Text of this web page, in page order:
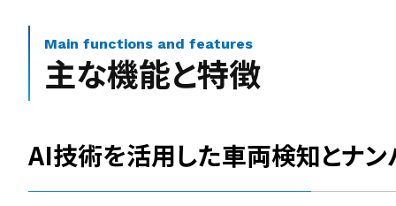
Main functions and features
主な機能と特徴
AI技術を活用した車両検知とナ